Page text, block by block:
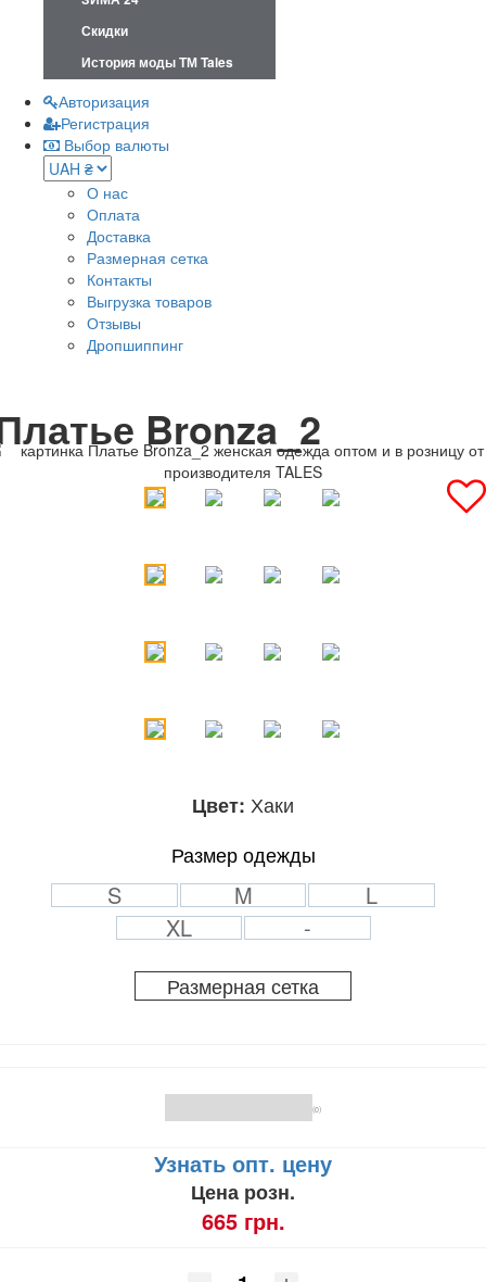
Скидки
История моды ТМ Tales
Авторизация
Регистрация
Выбор валюты
О нас
Оплата
Доставка
Размерная сетка
Контакты
Выгрузка товаров
Отзывы
Дропшиппинг
Bronza_2
Цвет: Хаки
Размер одежды
S M
L
XL
-
Размерная сетка
(0)
Узнать опт. цену
Цена розн.
665 грн.